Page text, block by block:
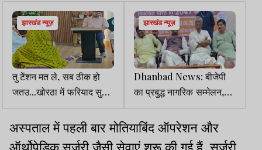
झारखंड न्यूज़
तु टेंशन मत ले, सब ठीक हो
जतउ...खोरठा में फरियाद सुन
धनबाद के डीसी ने भी खोरठा में
दिया भरोसा...
झारखंड न्यूज़
Dhanbad News: बीजेपी
का प्रबुद्ध नागरिक सम्मेलन,
रघुवर दास ने गिनाई मोदी
सरकार की उपलब्धियां
अस्पताल में पहली बार मोतियाबिंद ऑपरेशन और